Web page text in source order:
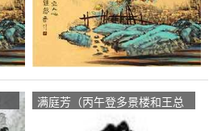
满庭芳（丙午登多景楼和王总
侍韵）_【宋朝】_【李曾伯】